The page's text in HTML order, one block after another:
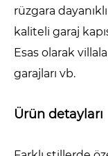
rüzgara
kaliteli garaj
Esas olarak
garajları vb.
Ürün detayları